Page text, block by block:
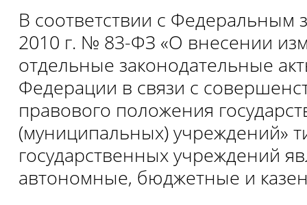
В соответствии с Федеральным
2010 г. № 83-ФЗ «О внесении
отдельные законодательные
Федерации в связи с
правового положения
(муниципальных) учреждений»
государственных учреждений
автономные, бюджетные и